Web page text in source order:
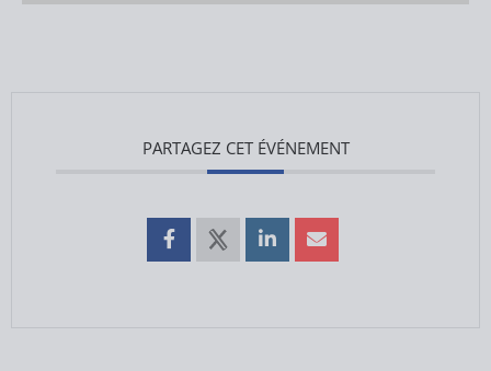
PARTAGEZ CET ÉVÉNEMENT